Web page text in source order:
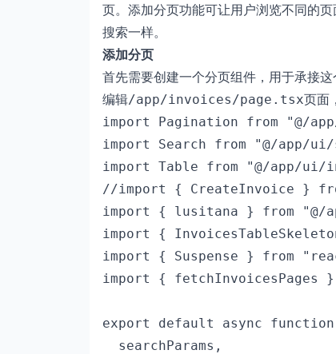
页。添加分页功能可让用户浏览不同的
搜索一样。
添加分页
首先需要创建一个分页组件，用于承接
编辑/app/invoices/page.tsx页面
import Pagination from "@/
import Search from "@/app/
import Table from "@/app/
//import { CreateInvoice }
import { lusitana } from
import {
import { Suspense } from
import { fetchInvoicesPages
export default async function
searchParams,